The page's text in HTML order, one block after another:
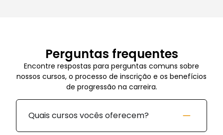
Perguntas frequentes
Encontre respostas para perguntas comuns sobre
nossos cursos, o processo de inscrição e os benefícios
de progressão na carreira.
Quais cursos vocês oferecem?